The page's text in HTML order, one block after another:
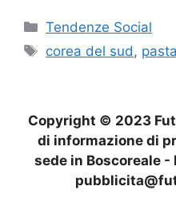
Categorie
Tendenze Social
Tag
corea del sud ,
Copyright © 2023
di informazione di
sede in Boscoreale -